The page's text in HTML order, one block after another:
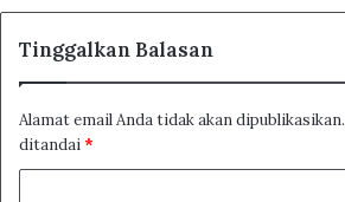
Tinggalkan Balasan
Alamat email Anda tidak akan dipublikasikan.
ditandai*